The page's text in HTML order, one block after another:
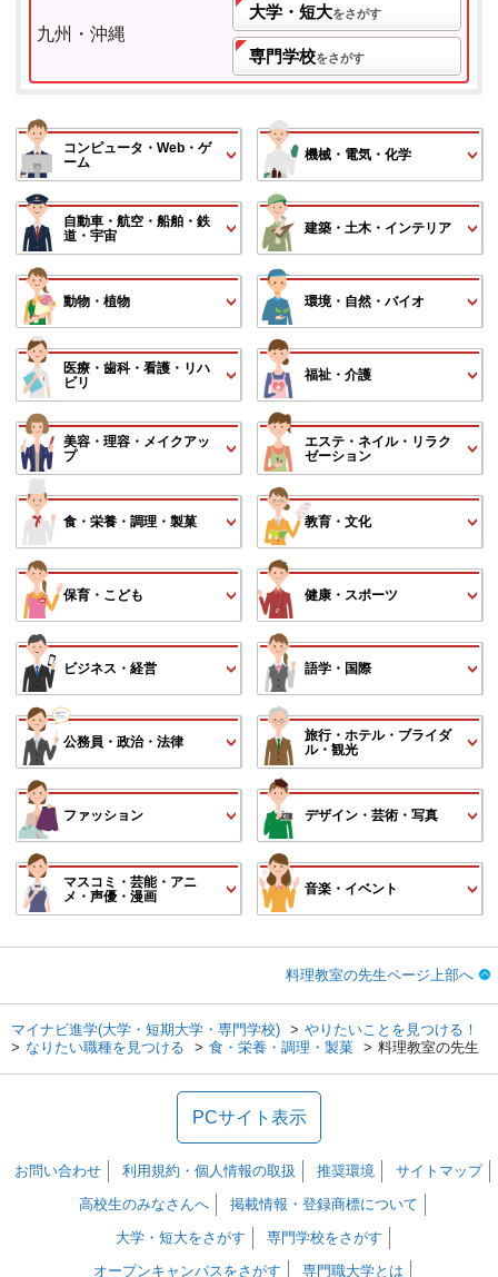
九州・沖縄
大学・短大をさがす
専門学校をさがす
コンピュータ・Web・ゲ
ーム
機械・電気・化学
自動車・航空・船舶・鉄
道・宇宙
建築・土木・インテリア
動物・植物 環境・自然・バイオ
医療・歯科・看護・リハ
ビリ
福祉・介護
美容・理容・メイクアッ
プ
エステ・ネイル・リラク
ゼーション
食・栄養・調理・製菓 教育・文化
保育・こども 健康・スポーツ
ビジネス・経営 語学・国際
公務員・政治・法律
旅行・ホテル・ブライダ
ル・観光
ファッション デザイン・芸術・写真
マスコミ・芸能・アニ
メ・声優・漫画
音楽・イベント
料理教室の先生ページ上部へ
マイナビ進学(大学・短期大学・専門学校)
やりたいことを見つける！
なりたい職種を見つける
食・栄養・調理・製菓 料理教室の先生
PCサイト表示
お問い合わせ 利用規約・個人情報の取扱 推奨環境
サイトマップ
高校生のみなさんへ
掲載情報・登録商標について
大学・短大をさがす
専門学校をさがす
オープンキャンパスをさがす
専門職大学とは